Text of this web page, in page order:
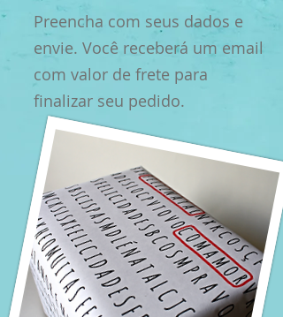
Preencha com seus dados e
envie. Você receberá um email
com valor de frete para
finalizar seu pedido.